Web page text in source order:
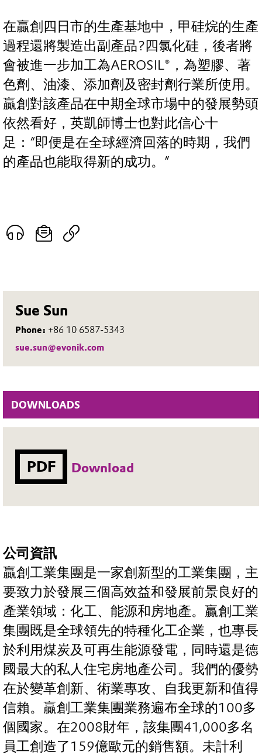
Sue Sun
Phone: +86 10 6587-5343
sue.sun@evonik.com
DOWNLOADS
PDF Download
在贏創四日市的生產基地中，甲硅烷的生產
過程還將製造出副產品?四氯化硅，後者將
會被進一步加工為AEROSIL®，為塑膠、著
色劑、油漆、添加劑及密封劑行業所使用。
贏創對該產品在中期全球市場中的發展勢頭
依然看好，英凱師博士也對此信心十
足：“即便是在全球經濟回落的時期，我們
的產品也能取得新的成功。”
公司資訊
贏創工業集團是一家創新型的工業集團，主
要致力於發展三個高效益和發展前景良好的
產業領域：化工、能源和房地產。贏創工業
集團既是全球領先的特種化工企業，也專長
於利用煤炭及可再生能源發電，同時還是德
國最大的私人住宅房地產公司。我們的優勢
在於變革創新、術業專攻、自我更新和值得
信賴。贏創工業集團業務遍布全球的100多
個國家。在2008財年，該集團41,000多名
員工創造了159億歐元的銷售額。未計利